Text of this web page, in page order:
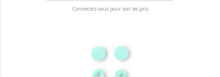
Connectez-vous pour voir les prix